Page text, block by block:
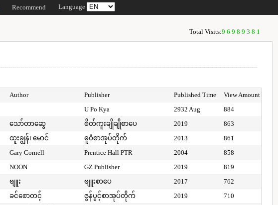
Recommend Language
Total Visits:96989381
Author Publisher Published Time
View Amount
U Po Kya 2932 Aug
884
သော်တာဆွေ စိတ်ကူးချိုချိုစာပေ 2019
863
ထူးချွန်၊ မောင် ဓူဝံစာအုပ်တိုက် 2013
861
Gary Cornell Prentice Hall PTR 2004
858
NOON GZ Publisher 2019
819
ဗျူး ဗျူးစာပေ 2017
762
ခင်စောတင့် ဇွန်ပွင့်စာအုပ်တိုက် 2019
710